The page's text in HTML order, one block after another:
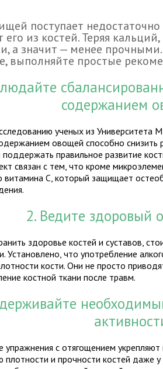
поступает
его из костей. Теряя
а значит — менее
выполняйте простые
содержанием
ученых из Университета
овощей способно снизить
поддержать правильное развитие
связан с тем, что кроме
витамина С, который защищает
2. Ведите здоровый
здоровье костей и суставов,
Установлено, что употребление
кости. Они не просто
костной ткани после травм.
упражнения с отягощением
плотности и прочности костей даже